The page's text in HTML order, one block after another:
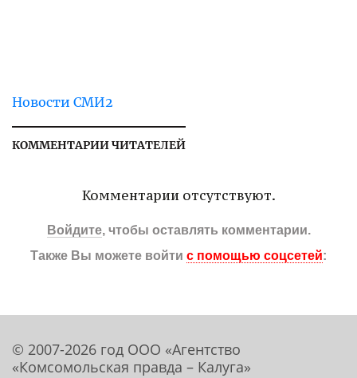
Новости СМИ2
КОММЕНТАРИИ ЧИТАТЕЛЕЙ
Комментарии отсутствуют.
Войдите, чтобы оставлять комментарии.
Также Вы можете войти с помощью соцсетей:
© 2007-2026 год ООО «Агентство
«Комсомольская правда – Калуга»